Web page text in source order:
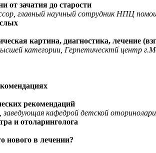
от зачатия до старости
главный научный сотрудник НПЦ
картина, диагностика, лечение
высшей категории, Герпетическтй
рекомендаций
заведующая кафедрой детской
и отоларинголога
нового в лечении?